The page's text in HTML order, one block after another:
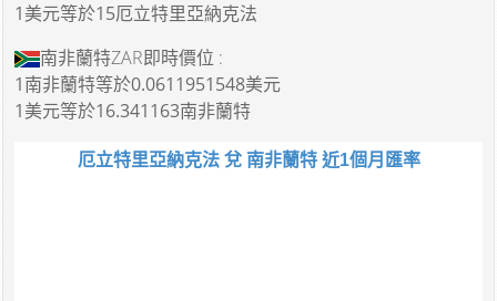
1美元等於15厄立特里亞納克法
南非蘭特ZAR即時價位 :
1南非蘭特等於0.0611951548美元
1美元等於16.341163南非蘭特
厄立特里亞納克法 兌 南非蘭特 近1個月匯率